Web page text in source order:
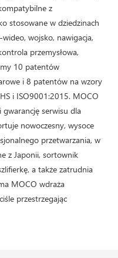
z
stosowane w dziedzinach
wojsko, nawigacja,
przemysłowa,
10 patentów
i 8 patentów na wzory
i ISO9001:2015. MOCO
serwisu dla
nowoczesny, wysoce
przetwarzania, w
z Japonii, sortownik
a także zatrudnia
MOCO wdraża
przestrzegając